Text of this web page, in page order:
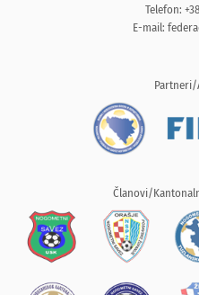
Telefon:
E-mail:
Partneri/
Članovi/